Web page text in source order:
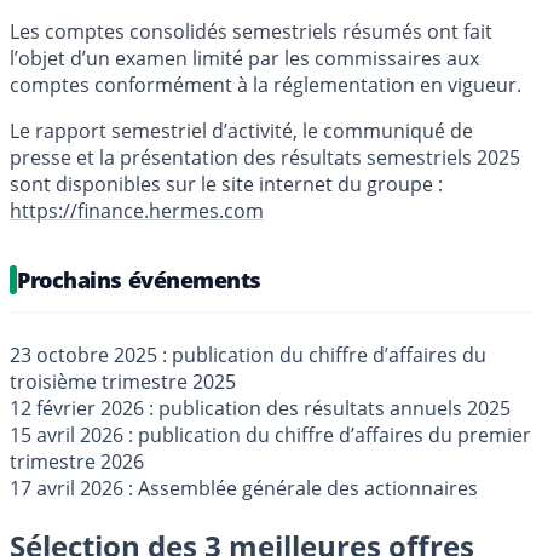
Les comptes consolidés semestriels résumés ont fait
l’objet d’un examen limité par les commissaires aux
comptes conformément à la réglementation en vigueur.
Le rapport semestriel d’activité, le communiqué de
presse et la présentation des résultats semestriels 2025
sont disponibles sur le site internet du groupe :
https://finance.hermes.com
Prochains événements
23 octobre 2025 : publication du chiffre d’affaires du
troisième trimestre 2025
12 février 2026 : publication des résultats annuels 2025
15 avril 2026 : publication du chiffre d’affaires du premier
trimestre 2026
17 avril 2026 : Assemblée générale des actionnaires
Sélection des 3 meilleures offres